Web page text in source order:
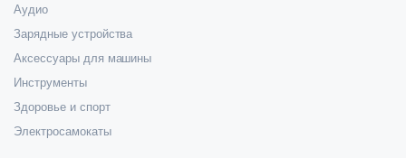
Аудио
Зарядные устройства
Аксессуары для машины
Инструменты
Здоровье и спорт
Электросамокаты